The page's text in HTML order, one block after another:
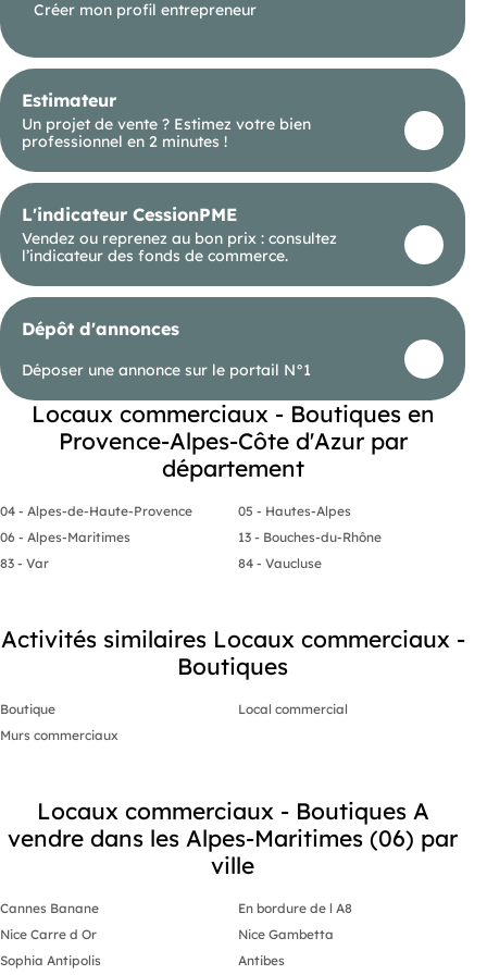
sécurisée, calme et proche de toutes commodités
Idéal professions libérales Un emplacement
niveaux, et un cadre moderne et professionnel
pour accueillir votre activité dans les meilleures
conditions. Taxe foncière : 2850€ Charges
trimestrielles : 340€ Information d'affichage
énergétique sur le bien associé à cette annonce :
classe ENERGIE C indice 11 et classe CLIMAT A
mandataire .
Créer mon profil entrepreneur
Estimateur
Un projet de vente ? Estimez votre bien
professionnel en 2 minutes !
L'indicateur CessionPME
Vendez ou reprenez au bon prix : consultez
l’indicateur des fonds de commerce.
Dépôt d'annonces
Déposer une annonce sur le portail N°1
Locaux commerciaux - Boutiques en
Provence-Alpes-Côte d'Azur par
département
04 - Alpes-de-Haute-Provence
05 - Hautes-Alpes
06 - Alpes-Maritimes
13 - Bouches-du-Rhône
83 - Var
84 - Vaucluse
Activités similaires Locaux commerciaux -
Boutiques
Boutique
Local commercial
Murs commerciaux
Locaux commerciaux - Boutiques A
vendre dans les Alpes-Maritimes (06) par
ville
Cannes Banane
En bordure de l A8
Nice Carre d Or
Nice Gambetta
Sophia Antipolis
Antibes